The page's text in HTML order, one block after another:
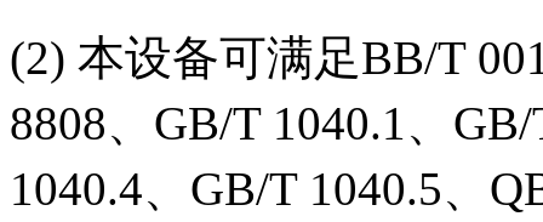
(2) 本设备可满足BB/T
8808、GB/T 1040.1、
1040.4、GB/T 1040.5、